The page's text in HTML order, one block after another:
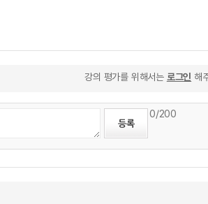
강의 평가를 위해서는 로그인 해
0/200